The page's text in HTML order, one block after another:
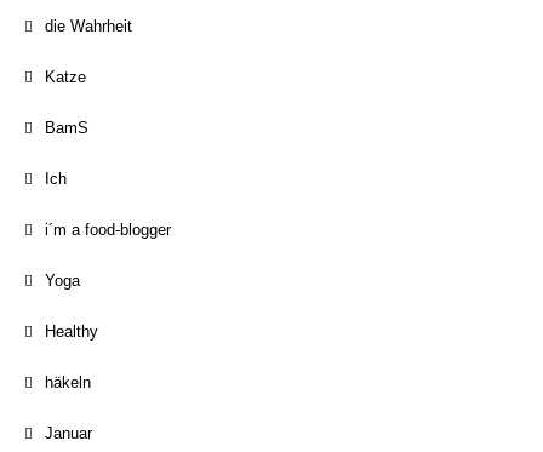
die Wahrheit
Katze
BamS
Ich
i´m a food-blogger
Yoga
Healthy
häkeln
Januar